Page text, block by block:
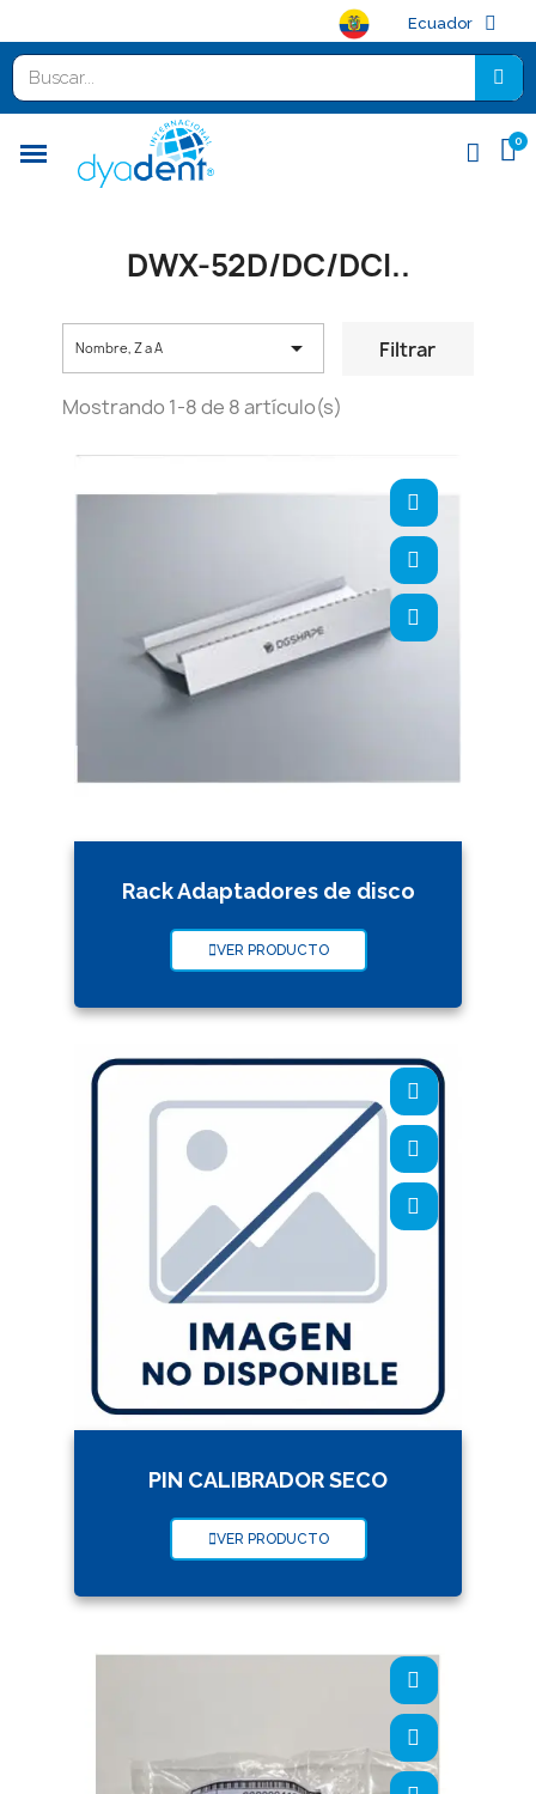
Ecuador
DWX-52D/DC/DCI..
Nombre, Z a A  Filtrar
Mostrando 1-8 de 8 artículo(s)
Rack Adaptadores de disco
VER PRODUCTO
PIN CALIBRADOR SECO
VER PRODUCTO